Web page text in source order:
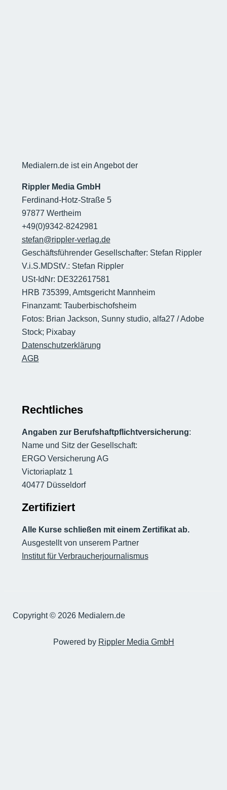
Medialern.de ist ein Angebot der
Rippler Media GmbH
Ferdinand-Hotz-Straße 5
97877 Wertheim
+49(0)9342-8242981
stefan@rippler-verlag.de
Geschäftsführender Gesellschafter: Stefan Rippler
V.i.S.MDStV.: Stefan Rippler
USt-IdNr: DE322617581
HRB 735399, Amtsgericht Mannheim
Finanzamt: Tauberbischofsheim
Fotos: Brian Jackson, Sunny studio, alfa27 / Adobe
Stock; Pixabay
Datenschutzerklärung
AGB
Rechtliches
Angaben zur Berufshaftpflichtversicherung:
Name und Sitz der Gesellschaft:
ERGO Versicherung AG
Victoriaplatz 1
40477 Düsseldorf
Zertifiziert
Alle Kurse schließen mit einem Zertifikat ab.
Ausgestellt von unserem Partner
Institut für Verbraucherjournalismus
Copyright © 2026 Medialern.de
Powered by Rippler Media GmbH